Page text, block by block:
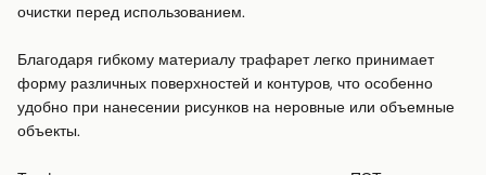
очистки перед использованием.
Благодаря гибкому материалу трафарет легко принимает
форму различных поверхностей и контуров, что особенно
удобно при нанесении рисунков на неровные или объемные
объекты.